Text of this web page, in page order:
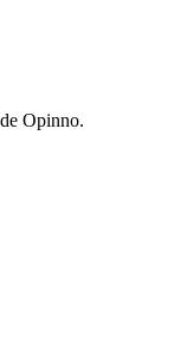
Opinno.